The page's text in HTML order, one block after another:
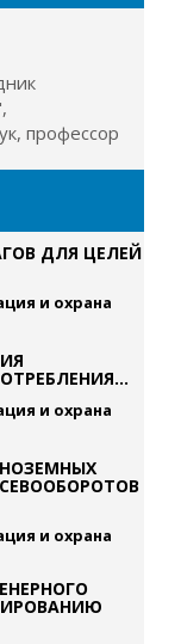
профессор
ДЛЯ ЦЕЛЕЙ
и охрана
и охрана
и охрана